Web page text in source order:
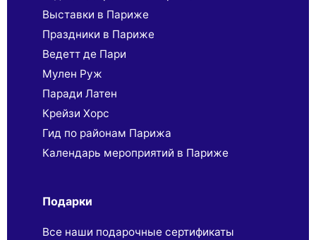
Выставки в Париже
Праздники в Париже
Ведетт де Пари
Мулен Руж
Паради Латен
Крейзи Хорс
Гид по районам Парижа
Календарь мероприятий в Париже
Подарки
Все наши подарочные сертификаты